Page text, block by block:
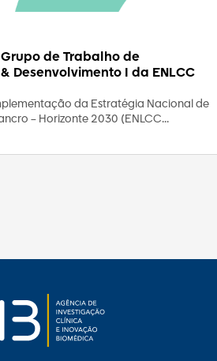
de Trabalho de
Desenvolvimento I da ENLCC
da Estratégia Nacional de
– Horizonte 2030 (ENLCC...